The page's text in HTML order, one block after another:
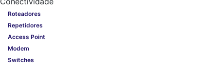
Roteadores
Repetidores
Access Point
Modem
Switches